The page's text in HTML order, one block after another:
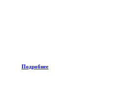
Подробнее